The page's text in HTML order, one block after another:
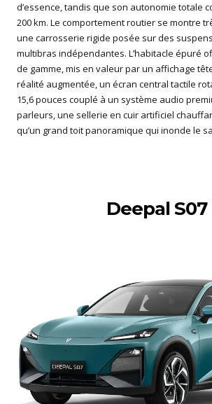
d’essence, tandis que son autonomie totale
200 km. Le comportement routier se montre
une carrosserie rigide posée sur des
multibras indépendantes. L’habitacle épuré
de gamme, mis en valeur par un affichage
réalité augmentée, un écran central tactile
15,6 pouces couplé à un système audio
parleurs, une sellerie en cuir artificiel
qu’un grand toit panoramique qui inonde le
Deepal S07